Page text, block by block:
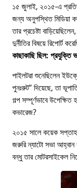
১৫ জুলাই, ২০১৫-এ
জন্য অনুপস্থিত মিডিয়া
তার প্রচেষ্টা বাড়িয়েছিলেন,
দুর্নীতির বিষয়ে রিপোর্ট
কাছাকাছি ছিল: প্রযুক্তি
পাইলটরা শুনেছিলেন
পুনঃরুট দিয়েছে, তা
গল্প সম্পূর্ণভাবে
কভারেজ?
২০১৫ সালে কয়েক
জরুরি ন্যাটো সভা
বন্ধু তার মোটরসাইকেল